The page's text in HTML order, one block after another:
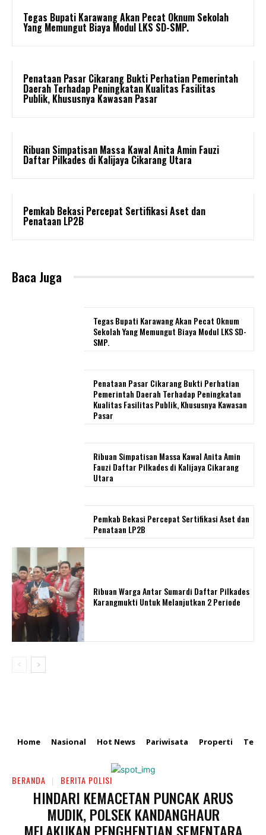
Tegas Bupati Karawang Akan Pecat Oknum Sekolah
Yang Memungut Biaya Modul LKS SD-SMP.
Penataan Pasar Cikarang Bukti Perhatian Pemerintah
Daerah Terhadap Peningkatan Kualitas Fasilitas
Publik, Khususnya Kawasan Pasar
Ribuan Simpatisan Massa Kawal Anita Amin Fauzi
Daftar Pilkades di Kalijaya Cikarang Utara
Pemkab Bekasi Percepat Sertifikasi Aset dan
Penataan LP2B
Baca Juga
Tegas Bupati Karawang Akan Pecat Oknum
Sekolah Yang Memungut Biaya Modul LKS SD-
SMP.
Penataan Pasar Cikarang Bukti Perhatian
Pemerintah Daerah Terhadap Peningkatan
Kualitas Fasilitas Publik, Khususnya Kawasan
Pasar
Ribuan Simpatisan Massa Kawal Anita Amin
Fauzi Daftar Pilkades di Kalijaya Cikarang
Utara
Pemkab Bekasi Percepat Sertifikasi Aset dan
Penataan LP2B
Ribuan Warga Antar Sumardi Daftar Pilkades
Karangmukti Untuk Melanjutkan 2 Periode